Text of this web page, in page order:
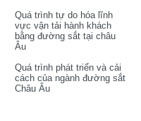
Quá trình tự do hóa lĩnh
vực vận tải hành khách
bằng đường sắt tại châu
Âu
Quá trình phát triển và cải
cách của ngành đường sắt
Châu Âu